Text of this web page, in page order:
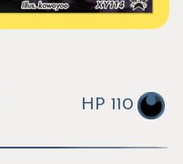
HP 110